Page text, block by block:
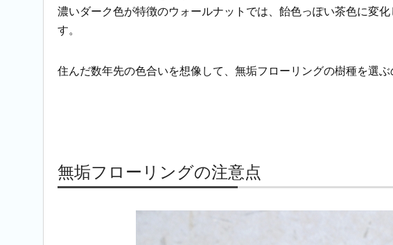
濃いダーク色が特徴のウォールナットでは、飴色っぽい茶色に変
す。
住んだ数年先の色合いを想像して、無垢フローリングの樹種を選ぶ
無垢フローリングの注意点